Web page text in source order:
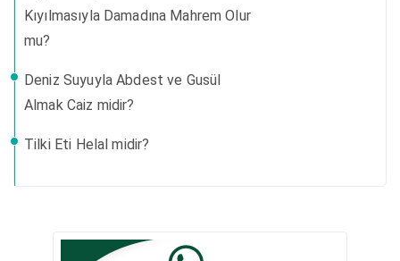
Kıyılmasıyla Damadına Mahrem Olur
mu?
Deniz Suyuyla Abdest ve Gusül
Almak Caiz midir?
Tilki Eti Helal midir?